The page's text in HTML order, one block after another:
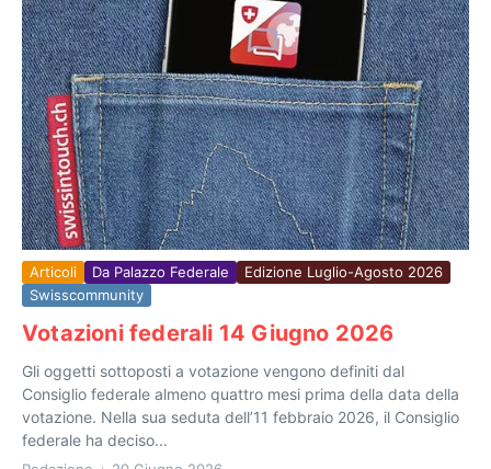
Articoli Da Palazzo Federale
Edizione Luglio-Agosto 2026
Swisscommunity
Votazioni federali 14 Giugno 2026
Gli oggetti sottoposti a votazione vengono definiti dal
Consiglio federale almeno quattro mesi prima della data della
votazione. Nella sua seduta dell’11 febbraio 2026, il Consiglio
federale ha deciso...